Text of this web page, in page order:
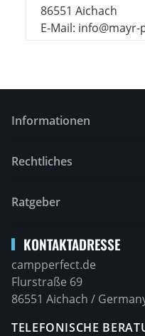
86551 Aichach
E-Mail:
Informationen
Rechtliches
Ratgeber
KONTAKTADRESSE
campperfect.de
Flurstraße 69
86551 Aichach /
TELEFONISCHE